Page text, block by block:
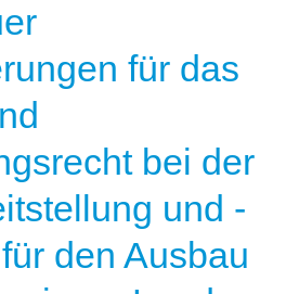
für das
bei der
und -
den Ausbau